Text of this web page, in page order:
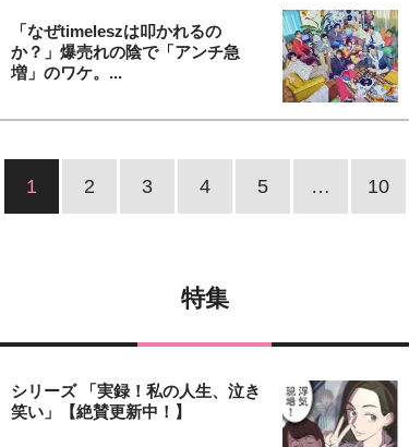
「なぜtimeleszは叩かれるの
か？」爆売れの陰で「アンチ急
増」のワケ。...
1 2 3 4 5 … 10
特集
シリーズ 「実録！私の人生、泣き
笑い」【絶賛更新中！】